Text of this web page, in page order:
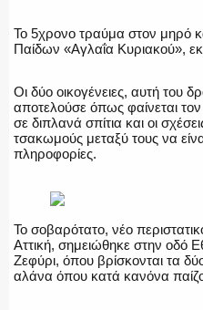
Η ΦΩΝΗ ΣΟΥ
ΟΠΛΑ/ΕΞΟΠΛΙΣΜΟΣ
ΟΜΑΔΕΣ ΕΛ.ΑΣ.
Το 5χρονο τραύμα στον μηρό
Παίδων «Αγλαΐα Κυριακού»,
Οι δύο οικογένειες, αυτή του
αποτελούσε όπως φαίνεται
σε διπλανά σπίτια και οι
τσακωμούς μεταξύ τους να
πληροφορίες.
Το σοβαρότατο, νέο
Αττική, σημειώθηκε στην οδό
Ζεφύρι, όπου βρίσκονται τα
αλάνα όπου κατά κανόνα